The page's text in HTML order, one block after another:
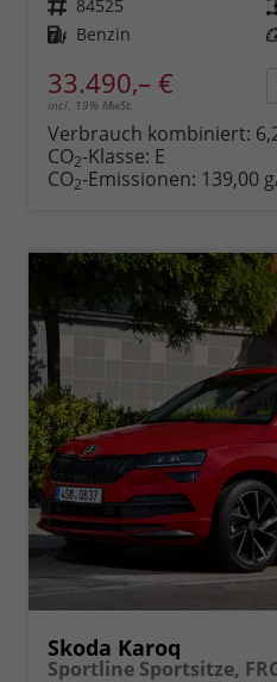
Fahrzeugnr. 84525
Kraftstoff Benzin
33.490,– €
incl. 19% MwSt.
Verbrauch kombiniert:
CO2-Klasse: E
CO2-Emissionen: 139,00
Skoda Karoq